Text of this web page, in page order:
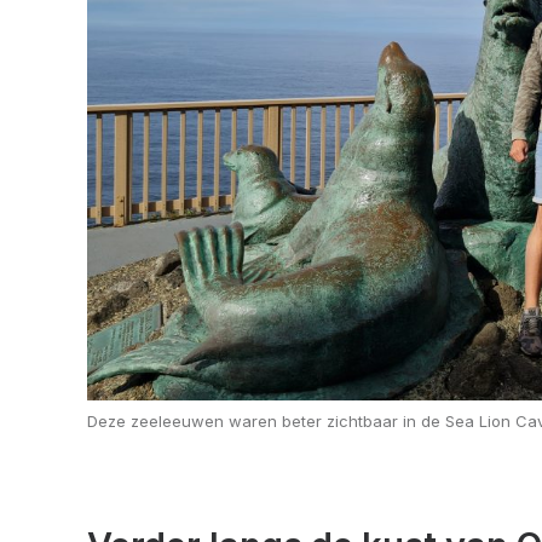
Deze zeeleeuwen waren beter zichtbaar in de Sea Lion